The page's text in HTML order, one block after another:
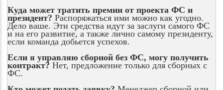
Куда может тратить премии от проекта ФС и
президент? Распоряжаться ими можно как угодно.
Дело ваше. Эти средства идут за заслуги самого ФС
и на его развитие, а также лично самому президенту,
если команда добьется успехов.
Если я управляю сборной без ФС, могу получить
контракт? Нет, предложение только для сборных с
ФС.